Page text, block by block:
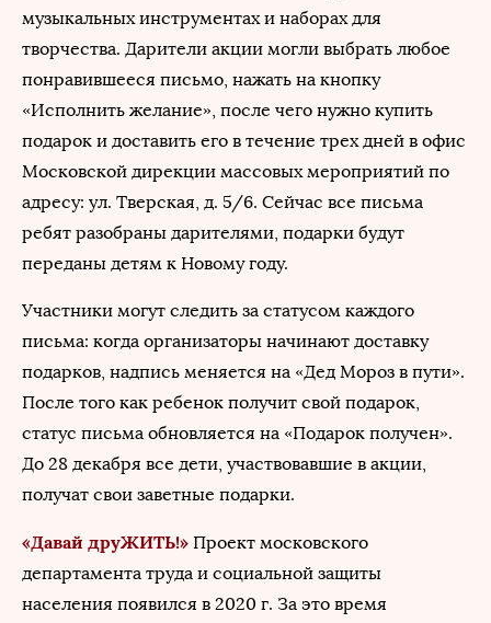
музыкальных инструментах и наборах для
творчества. Дарители акции могли выбрать любое
понравившееся письмо, нажать на кнопку
«Исполнить желание», после чего нужно купить
подарок и доставить его в течение трех дней в офис
Московской дирекции массовых мероприятий по
адресу: ул. Тверская, д. 5/6. Сейчас все письма
ребят разобраны дарителями, подарки будут
переданы детям к Новому году.
Участники могут следить за статусом каждого
письма: когда организаторы начинают доставку
подарков, надпись меняется на «Дед Мороз в пути».
После того как ребенок получит свой подарок,
статус письма обновляется на «Подарок получен».
До 28 декабря все дети, участвовавшие в акции,
получат свои заветные подарки.
«Давай друЖИТЬ!» Проект московского
департамента труда и социальной защиты
населения появился в 2020 г. За это время